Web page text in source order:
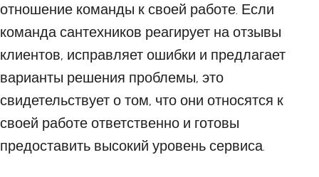
отношение команды к своей работе. Если
команда сантехников реагирует на отзывы
клиентов, исправляет ошибки и предлагает
варианты решения проблемы, это
свидетельствует о том, что они относятся к
своей работе ответственно и готовы
предоставить высокий уровень сервиса.